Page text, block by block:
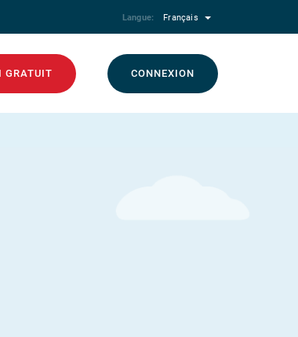
Langue: Français
GRATUIT CONNEXION